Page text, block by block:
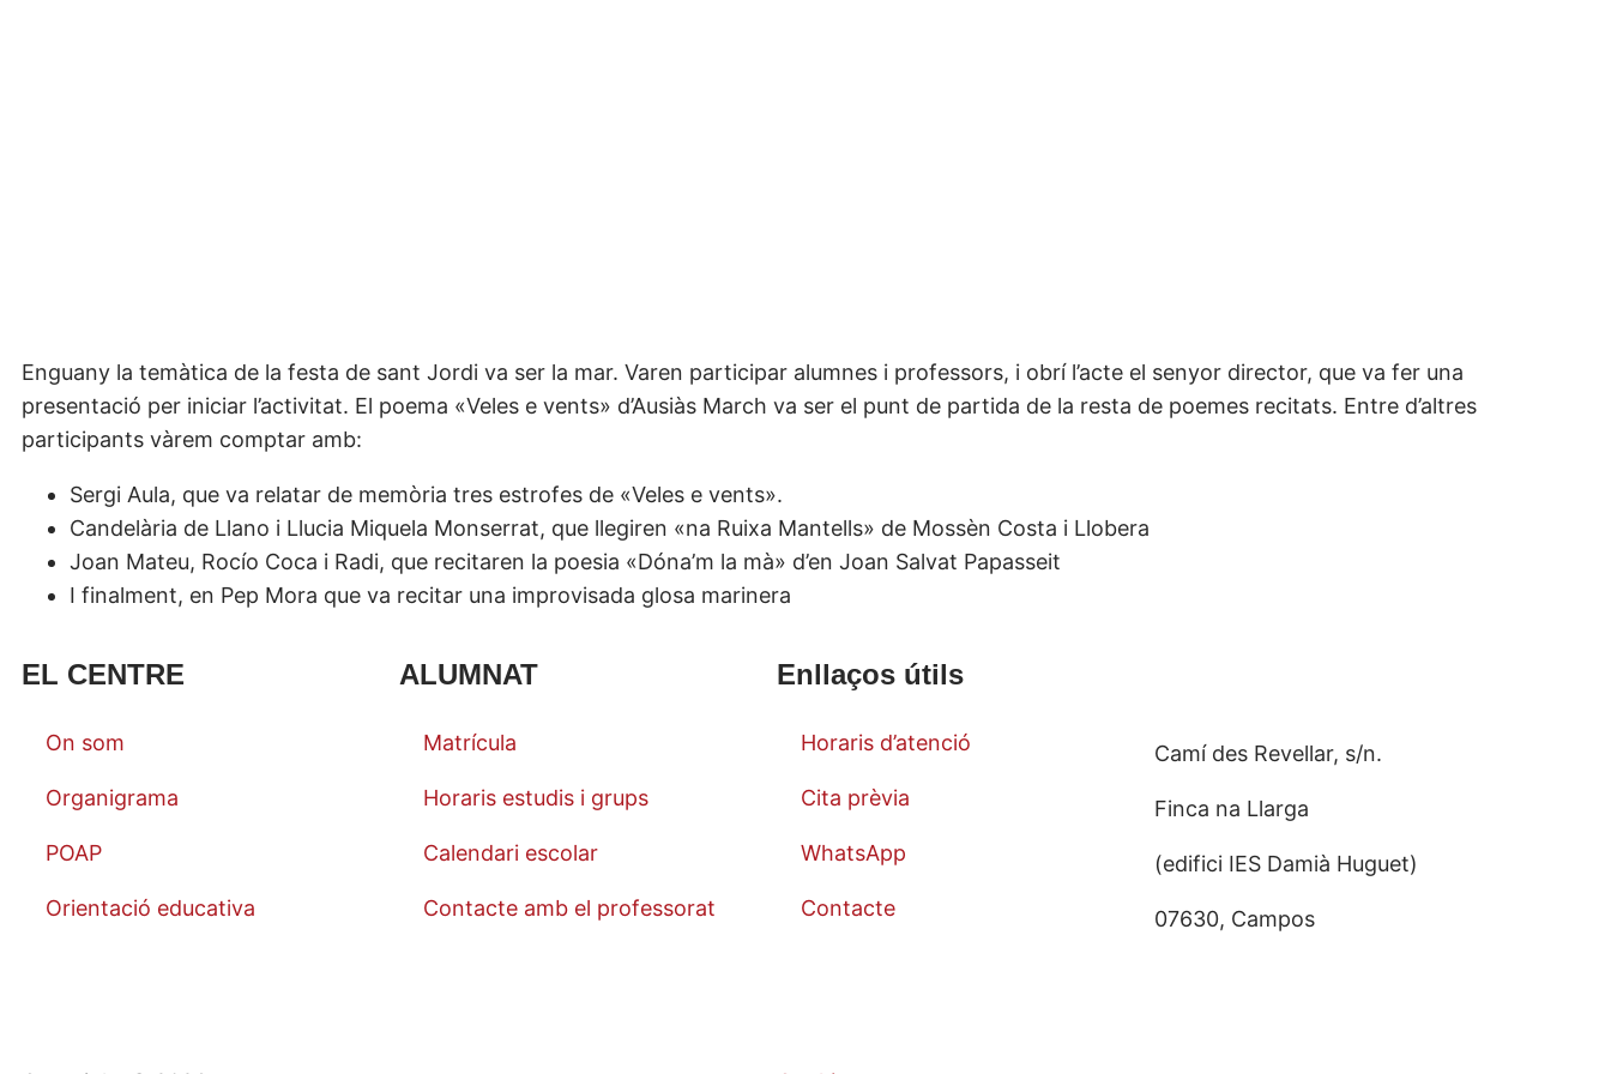
Enguany la temàtica de la festa de sant Jordi va ser la mar. Varen participar alumnes i professors, i obrí l’acte el senyor director, que va fer una
presentació per iniciar l’activitat. El poema «Veles e vents» d’Ausiàs March va ser el punt de partida de la resta de poemes recitats. Entre d’altres
participants vàrem comptar amb:
Sergi Aula, que va relatar de memòria tres estrofes de «Veles e vents».
Candelària de Llano i Llucia Miquela Monserrat, que llegiren «na Ruixa Mantells» de Mossèn Costa i Llobera
Joan Mateu, Rocío Coca i Radi, que recitaren la poesia «Dóna’m la mà» d’en Joan Salvat Papasseit
I finalment, en Pep Mora que va recitar una improvisada glosa marinera
EL CENTRE
On som
Organigrama
POAP
Orientació educativa
ALUMNAT
Matrícula
Horaris estudis i grups
Calendari escolar
Contacte amb el professorat
Enllaços útils
Horaris d’atenció
Cita prèvia
WhatsApp
Contacte
Camí des Revellar, s/n.
Finca na Llarga
(edifici IES Damià Huguet)
07630, Campos